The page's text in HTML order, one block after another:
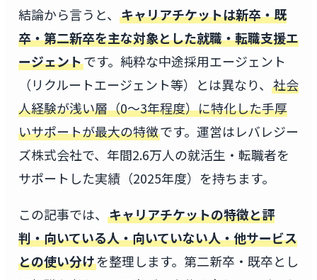
結論から言うと、 キャリアチケットは新卒・既
卒・第二新卒を主な対象とした就職・転職支援エ
ージェントです。純粋な中途採用エージェント
（リクルートエージェント等）とは異なり、 社会
人経験が浅い層（0〜3年程度）に特化した手厚
いサポートが最大の特徴です。運営はレバレジー
ズ株式会社で、年間2.6万人の就活生・転職者を
サポートした実績（2025年度）を持ちます。
この記事では、 キャリアチケットの特徴と評
判・向いている人・向いていない人・他サービス
との使い分けを整理します。第二新卒・既卒とし